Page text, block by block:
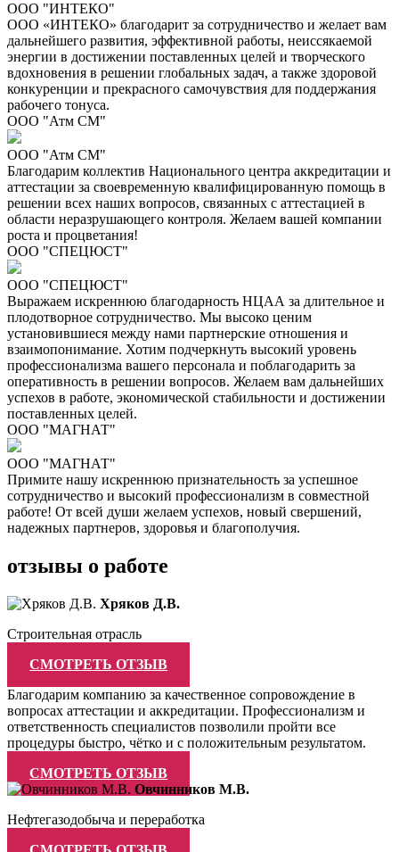
ООО "ИНТЕКО"
ООО «ИНТЕКО» благодарит за сотрудничество и желает вам
дальнейшего развития, эффективной работы, неиссякаемой
энергии в достижении поставленных целей и творческого
вдохновения в решении глобальных задач, а также здоровой
конкуренции и прекрасного самочувствия для поддержания
рабочего тонуса.
ООО "Атм СМ"
ООО "Атм СМ"
Благодарим коллектив Национального центра аккредитации и
аттестации за своевременную квалифицированную помощь в
решении всех наших вопросов, связанных с аттестацией в
области неразрушающего контроля. Желаем вашей компании
роста и процветания!
ООО "СПЕЦЮСТ"
ООО "СПЕЦЮСТ"
Выражаем искреннюю благодарность НЦАА за длительное и
плодотворное сотрудничество. Мы высоко ценим
установившиеся между нами партнерские отношения и
взаимопонимание. Хотим подчеркнуть высокий уровень
профессионализма вашего персонала и поблагодарить за
оперативность в решении вопросов. Желаем вам дальнейших
успехов в работе, экономической стабильности и достижении
поставленных целей.
ООО "МАГНАТ"
ООО "МАГНАТ"
Примите нашу искреннюю признательность за успешное
сотрудничество и высокий профессионализм в совместной
работе! От всей души желаем успехов, новый свершений,
надежных партнеров, здоровья и благополучия.
отзывы о работе
Хряков Д.В.
Строительная отрасль
СМОТРЕТЬ ОТЗЫВ
Благодарим компанию за качественное сопровождение в
вопросах аттестации и аккредитации. Профессионализм и
ответственность специалистов позволили пройти все
процедуры быстро, чётко и с положительным результатом.
СМОТРЕТЬ ОТЗЫВ
Овчинников М.В.
Нефтегазодобыча и переработка